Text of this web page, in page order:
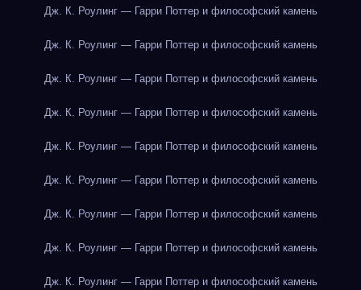
Дж. К. Роулинг — Гарри Поттер и философский камень
Дж. К. Роулинг — Гарри Поттер и философский камень
Дж. К. Роулинг — Гарри Поттер и философский камень
Дж. К. Роулинг — Гарри Поттер и философский камень
Дж. К. Роулинг — Гарри Поттер и философский камень
Дж. К. Роулинг — Гарри Поттер и философский камень
Дж. К. Роулинг — Гарри Поттер и философский камень
Дж. К. Роулинг — Гарри Поттер и философский камень
Дж. К. Роулинг — Гарри Поттер и философский камень